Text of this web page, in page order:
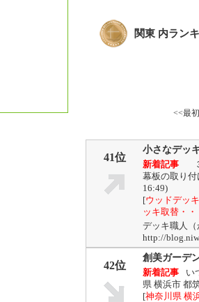
関東 内ラン
<<最初
41位
小さなデッ
新着記事
幕板の取り
16:49)
[ウッドデッ
ッキ取替・
デッキ職人
http://
42位
創美ガーデ
新着記事
い
県 横浜市 都
[神奈川県 横